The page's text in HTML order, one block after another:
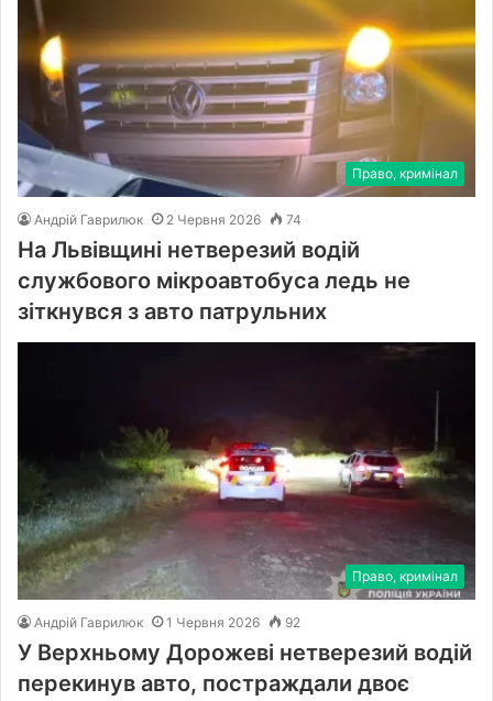
Право, кримінал
Андрій Гаврилюк 2 Червня 2026 74
На Львівщині нетверезий водій
службового мікроавтобуса ледь не
зіткнувся з авто патрульних
Право, кримінал
Андрій Гаврилюк 1 Червня 2026 92
У Верхньому Дорожеві нетверезий водій
перекинув авто, постраждали двоє